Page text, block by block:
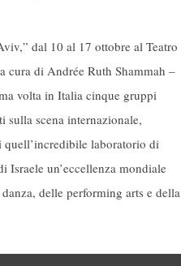
dal 10 al 17 ottobre al Teatro
cura di Andrée Ruth Shammah –
volta in Italia cinque gruppi
sulla scena internazionale,
quell’incredibile laboratorio di
Israele un’eccellenza mondiale
delle performing arts e della